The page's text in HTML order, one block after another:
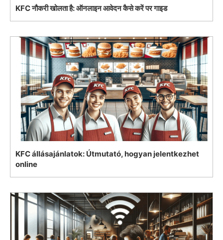
KFC नौकरी खोलता है: ऑनलाइन आवेदन कैसे करें पर गाइड
KFC állásajánlatok: Útmutató, hogyan jelentkezhet
online